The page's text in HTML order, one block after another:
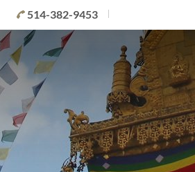
514-382-9453